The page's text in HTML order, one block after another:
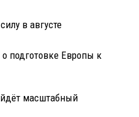
в августе
подготовке Европы к
масштабный